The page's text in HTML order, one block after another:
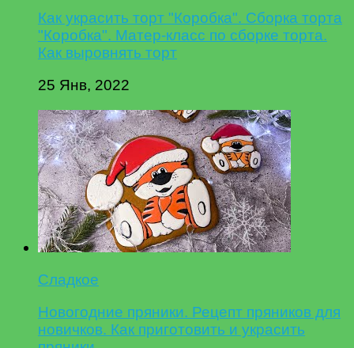
Как украсить торт "Коробка". Сборка торта
"Коробка". Матер-класс по сборке торта.
Как выровнять торт
25 Янв, 2022
Сладкое
Новогодние пряники. Рецепт пряников для
новичков. Как приготовить и украсить